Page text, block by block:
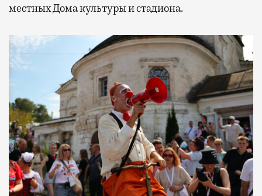
местных Дома культуры и стадиона.